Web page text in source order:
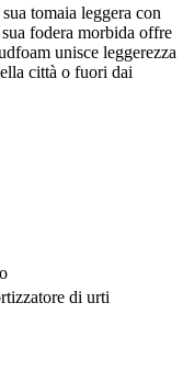
tomaia leggera con
fodera morbida offre
unisce leggerezza
città o fuori dai
di urti